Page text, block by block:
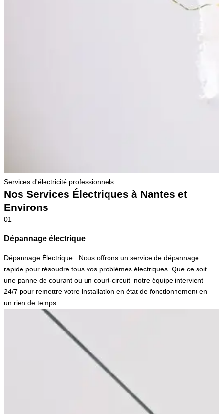
Services d'électricité professionnels
Nos Services Électriques à Nantes et
Environs
01
Dépannage électrique
Dépannage Électrique : Nous offrons un service de dépannage
rapide pour résoudre tous vos problèmes électriques. Que ce soit
une panne de courant ou un court-circuit, notre équipe intervient
24/7 pour remettre votre installation en état de fonctionnement en
un rien de temps.